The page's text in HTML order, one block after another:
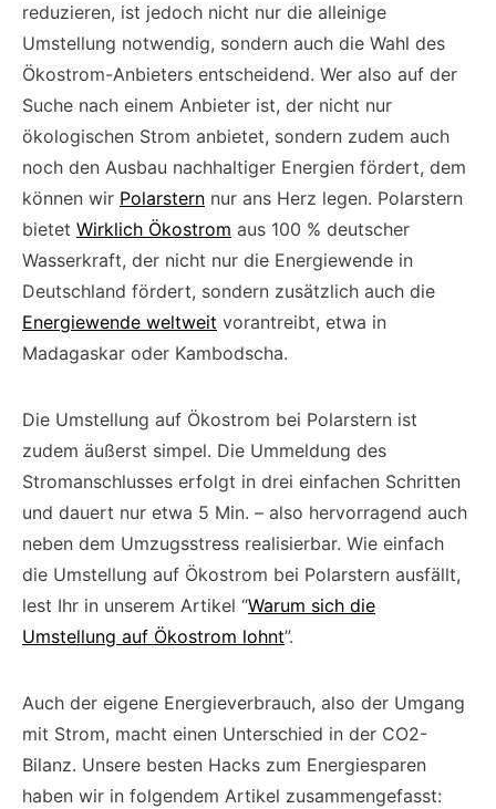
reduzieren, ist jedoch nicht nur die alleinige
Umstellung notwendig, sondern auch die Wahl des
Ökostrom-Anbieters entscheidend. Wer also auf der
Suche nach einem Anbieter ist, der nicht nur
ökologischen Strom anbietet, sondern zudem auch
noch den Ausbau nachhaltiger Energien fördert, dem
können wir Polarstern nur ans Herz legen. Polarstern
bietet Wirklich Ökostrom aus 100 % deutscher
Wasserkraft, der nicht nur die Energiewende in
Deutschland fördert, sondern zusätzlich auch die
Energiewende weltweit vorantreibt, etwa in
Madagaskar oder Kambodscha.
Die Umstellung auf Ökostrom bei Polarstern ist
zudem äußerst simpel. Die Ummeldung des
Stromanschlusses erfolgt in drei einfachen Schritten
und dauert nur etwa 5 Min. – also hervorragend auch
neben dem Umzugsstress realisierbar. Wie einfach
die Umstellung auf Ökostrom bei Polarstern ausfällt,
lest Ihr in unserem Artikel “Warum sich die
Umstellung auf Ökostrom lohnt”.
Auch der eigene Energieverbrauch, also der Umgang
mit Strom, macht einen Unterschied in der CO2-
Bilanz. Unsere besten Hacks zum Energiesparen
haben wir in folgendem Artikel zusammengefasst: